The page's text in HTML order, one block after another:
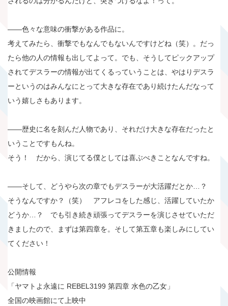
――色々な意味の衝撃がある作品に。
考えてみたら、衝撃でもなんでもないんですけどね（笑）。だっ
たら他の人の情報も出してよって。でも、そうしてピックアップ
されてデスラーの情報が出てくるっていうことは、やはりデスラ
ーというのはみんなにとって大きな存在であり続けたんだなって
いう嬉しさもあります。
――歴史に名を刻んだ人物であり、それだけ大きな存在だったと
いうことですもんね。
そう！ だから、演じてる僕としては喜ぶべきことなんですね。
――そして、どうやら次の章でもデスラーが大活躍だとか…？
そうなんですか？（笑） アフレコをした感じ、活躍していたか
どうか…？ でも引き続き頑張ってデスラーを演じさせていただ
きましたので、まずは第四章を。そして第五章も楽しみにしてい
てください！
公開情報
「ヤマトよ永遠に REBEL3199 第四章 水色の乙女」
全国の映画館にて上映中